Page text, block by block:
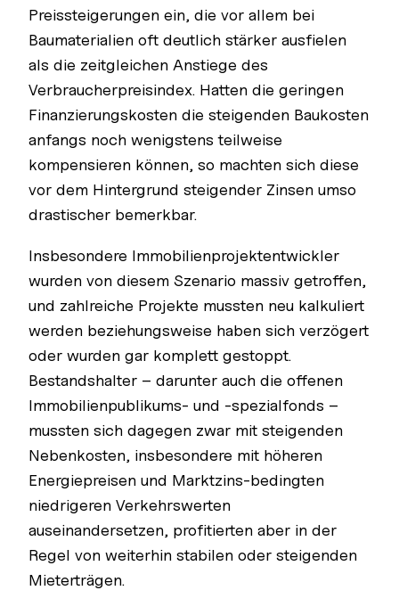
Preissteigerungen ein, die vor allem bei
Baumaterialien oft deutlich stärker ausfielen
als die zeitgleichen Anstiege des
Verbraucherpreisindex. Hatten die geringen
Finanzierungskosten die steigenden Baukosten
anfangs noch wenigstens teilweise
kompensieren können, so machten sich diese
vor dem Hintergrund steigender Zinsen umso
drastischer bemerkbar.
Insbesondere Immobilienprojektentwickler
wurden von diesem Szenario massiv getroffen,
und zahlreiche Projekte mussten neu kalkuliert
werden beziehungsweise haben sich verzögert
oder wurden gar komplett gestoppt.
Bestandshalter – darunter auch die offenen
Immobilienpublikums- und -spezialfonds –
mussten sich dagegen zwar mit steigenden
Nebenkosten, insbesondere mit höheren
Energiepreisen und Marktzins-bedingten
niedrigeren Verkehrswerten
auseinandersetzen, profitierten aber in der
Regel von weiterhin stabilen oder steigenden
Mieterträgen.